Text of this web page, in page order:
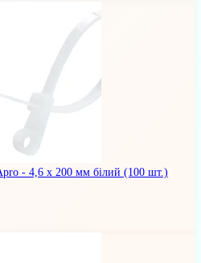
- 4,6 x 200 мм білий (100 шт.)